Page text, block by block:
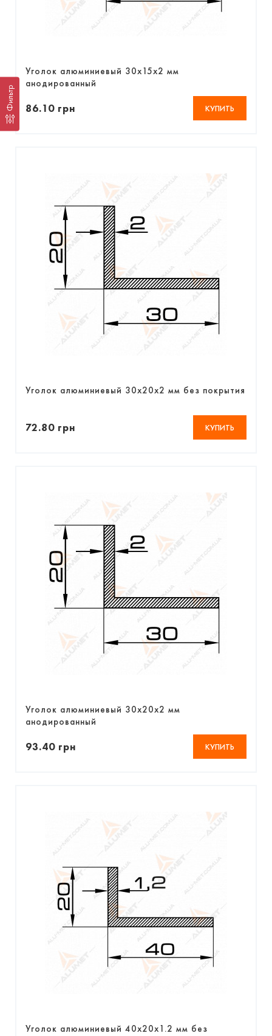
Фильтр
Уголок алюминиевый 30х15х2 мм
анодированный
86.10 грн КУПИТЬ
Уголок алюминиевый 30х20х2 мм без покрытия
72.80 грн КУПИТЬ
Уголок алюминиевый 30х20х2 мм
анодированный
93.40 грн КУПИТЬ
Уголок алюминиевый 40х20х1.2 мм без